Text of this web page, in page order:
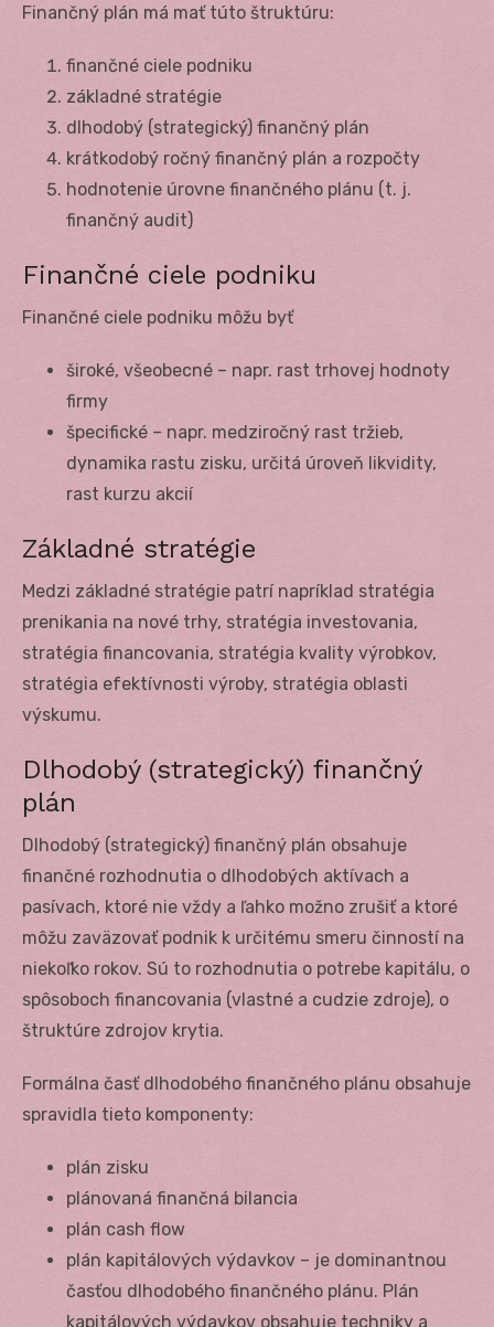
Finančný plán má mať túto štruktúru:
finančné ciele podniku
základné stratégie
dlhodobý (strategický) finančný plán
krátkodobý ročný finančný plán a rozpočty
hodnotenie úrovne finančného plánu (t. j.
finančný audit)
Finančné ciele podniku
Finančné ciele podniku môžu byť
široké, všeobecné – napr. rast trhovej hodnoty
firmy
špecifické – napr. medziročný rast tržieb,
dynamika rastu zisku, určitá úroveň likvidity,
rast kurzu akcií
Základné stratégie
Medzi základné stratégie patrí napríklad stratégia
prenikania na nové trhy, stratégia investovania,
stratégia financovania, stratégia kvality výrobkov,
stratégia efektívnosti výroby, stratégia oblasti
výskumu.
Dlhodobý (strategický) finančný
plán
Dlhodobý (strategický) finančný plán obsahuje
finančné rozhodnutia o dlhodobých aktívach a
pasívach, ktoré nie vždy a ľahko možno zrušiť a ktoré
môžu zaväzovať podnik k určitému smeru činností na
niekoľko rokov. Sú to rozhodnutia o potrebe kapitálu, o
spôsoboch financovania (vlastné a cudzie zdroje), o
štruktúre zdrojov krytia.
Formálna časť dlhodobého finančného plánu obsahuje
spravidla tieto komponenty:
plán zisku
plánovaná finančná bilancia
plán cash flow
plán kapitálových výdavkov – je dominantnou
časťou dlhodobého finančného plánu. Plán
kapitálových výdavkov obsahuje techniky a